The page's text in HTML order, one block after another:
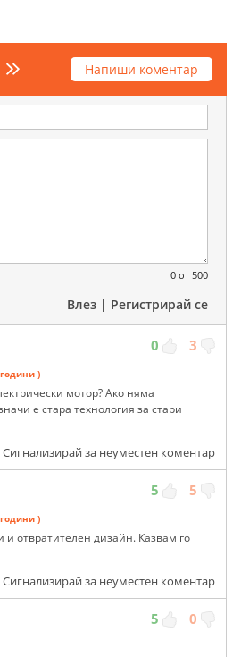
Напиши коментар
0 от 500
Влез | Регистрирай се
0 3
)
мотор? Ако няма
е стара технология за стари
Сигнализирай за неуместен коментар
5 5
)
отвратителен дизайн. Казвам го
Сигнализирай за неуместен коментар
5 0